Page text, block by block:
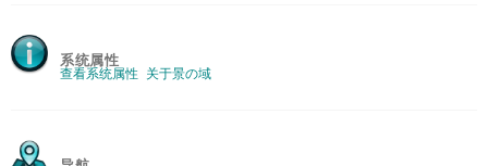
系统属性
查看系统属性 关于景の域